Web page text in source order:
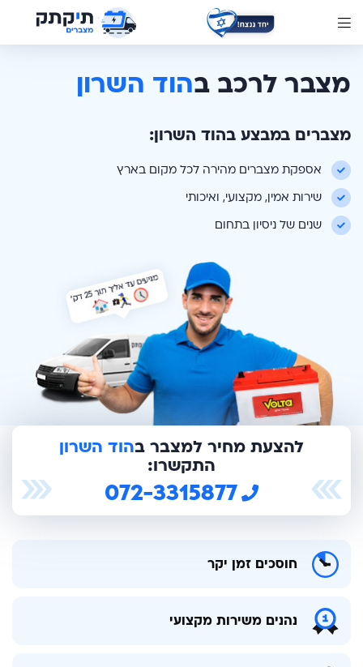
מצבר לרכב בהוד השרון
מצברים במבצע בהוד השרון:
אספקת מצברים מהירה לכל מקום בארץ
שירות אמין, מקצועי, ואיכותי
שנים של ניסיון בתחום
להצעת מחיר למצבר בהוד השרון
התקשרו:
072-3315877
חוסכים זמן יקר
נהנים משירות מקצועי